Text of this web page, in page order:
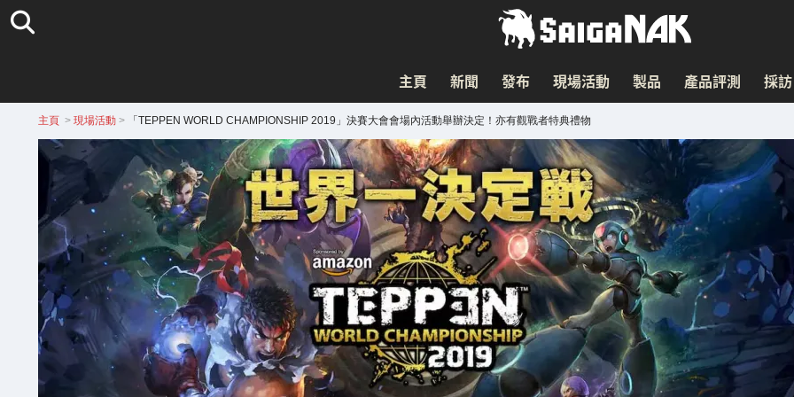
主頁 新聞 發布 現場活動 製品 產品評測 採訪
主頁 > 現場活動> 「TEPPEN WORLD CHAMPIONSHIP 2019」決賽大會會場內活動舉辦決定！亦有觀戰者特典禮物